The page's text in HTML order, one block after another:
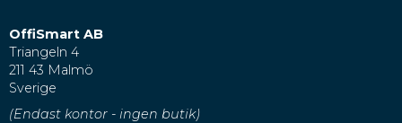
OffiSmart AB
Triangeln 4
211 43 Malmö
Sverige
(Endast kontor - ingen butik)